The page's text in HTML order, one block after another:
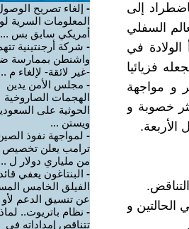
إلى
السفلي
في
فزيائيا
و مواجهة
خصوبة و
الأربعة.
الحالتين و
- إلغاء تصريح
المعلومات السرية
أمريكي سابق بس ...
- شركة أرجنتينية
واشنطن بممارسة
-غير لائقة- لإلغاء م
- مجلس الأمن يدين
الهجمات الصاروخية
الحوثية على
ويستن ...
- لمواجهة نفوذ
ترامب يعلن تخصيص
من ملياري دولار ل
- البنتاغون يعفي قائد
الفيلق الخامس
عن تنسيق الدعم لأو
- نظام باتريوت..
تتناقص إمداداته في